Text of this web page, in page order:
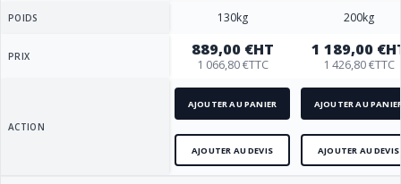
POIDS 130kg 200kg
PRIX 889,00 €HT
1 066,80 €TTC
1 189,00 €
1 426,80 €TTC
ACTION
AJOUTER AU PANIER
AJOUTER AU DEVIS
AJOUTER AU
AJOUTER AU DEVIS